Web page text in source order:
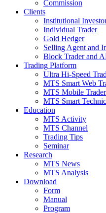
Commission
Clients
Institutional
Individual Trader
Gold Hedger
Selling Agent and
Block Trader and
Trading Platform
Ultra Hi-Speed
MTS Smart Web
MTS Mobile Trader
MTS Smart Technic
Education
MTS Activity
MTS Channel
Trading Tips
Seminar
Research
MTS News
MTS Analysis
Download
Form
Manual
Program